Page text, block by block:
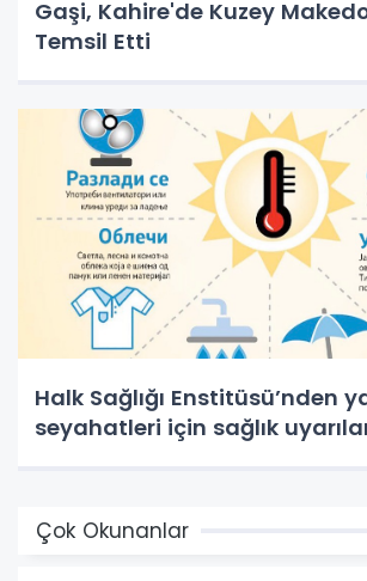
Gaşi, Kahire'de Kuzey
Temsil Etti
Halk Sağlığı Enstitüsü’nden
seyahatleri için sağlık
Çok Okunanlar